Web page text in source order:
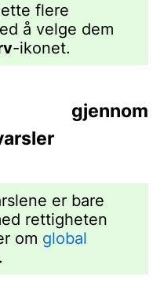
flere
å velge dem
-ikonet.
er bare
rettigheten
om global
.